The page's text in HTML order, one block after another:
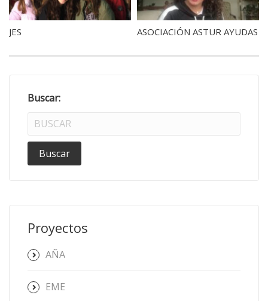
JES ASOCIACIÓN ASTUR AYUDAS
Buscar:
Proyectos
AÑA
EME